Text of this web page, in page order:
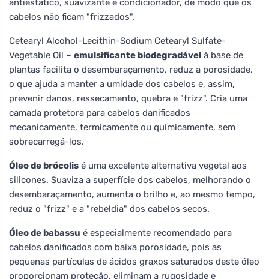
cabelos não ficam "frizzados".
Cetearyl Alcohol-Lecithin-Sodium Cetearyl Sulfate-
Vegetable Oil – emulsificante biodegradável à base de
plantas facilita o desembaraçamento, reduz a porosidade,
o que ajuda a manter a umidade dos cabelos e, assim,
prevenir danos, ressecamento, quebra e "frizz". Cria uma
camada protetora para cabelos danificados
mecanicamente, termicamente ou quimicamente, sem
sobrecarregá-los.
Óleo de brócolis é uma excelente alternativa vegetal aos
silicones. Suaviza a superfície dos cabelos, melhorando o
desembaraçamento, aumenta o brilho e, ao mesmo tempo,
reduz o "frizz" e a "rebeldia" dos cabelos secos.
Óleo de babassu é especialmente recomendado para
cabelos danificados com baixa porosidade, pois as
pequenas partículas de ácidos graxos saturados deste óleo
proporcionam proteção, eliminam a rugosidade e